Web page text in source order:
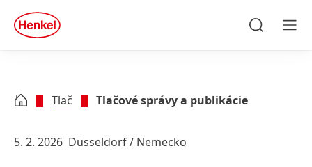
Skip to footer
quick
search
Tlač Tlačové správy a publikácie
5. 2. 2026 Düsseldorf / Nemecko